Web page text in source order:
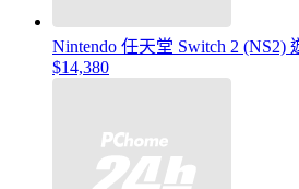
Nintendo 任天堂 Switch 2 (NS2)
$14,380